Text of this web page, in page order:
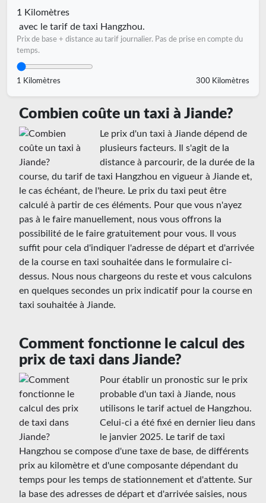
1 Kilomètres
avec le tarif de taxi Hangzhou.
Prix de base + distance au tarif journalier. Pas de prise en compte du
temps.
1 Kilomètres 300 Kilomètres
Combien coûte un taxi à Jiande?
Le prix d'un taxi à Jiande dépend de
plusieurs facteurs. Il s'agit de la
distance à parcourir, de la durée de la
course, du tarif de taxi Hangzhou en vigueur à Jiande et,
le cas échéant, de l'heure. Le prix du taxi peut être
calculé à partir de ces éléments. Pour que vous n'ayez
pas à le faire manuellement, nous vous offrons la
possibilité de le faire gratuitement pour vous. Il vous
suffit pour cela d'indiquer l'adresse de départ et d'arrivée
de la course en taxi souhaitée dans le formulaire ci-
dessus. Nous nous chargeons du reste et vous calculons
en quelques secondes un prix indicatif pour la course en
taxi souhaitée à Jiande.
Comment fonctionne le calcul des
prix de taxi dans Jiande?
Pour établir un pronostic sur le prix
probable d'un taxi à Jiande, nous
utilisons le tarif actuel de Hangzhou.
Celui-ci a été fixé en dernier lieu dans
le janvier 2025. Le tarif de taxi
Hangzhou se compose d'une taxe de base, de différents
prix au kilomètre et d'une composante dépendant du
temps pour les temps de stationnement et d'attente. Sur
la base des adresses de départ et d'arrivée saisies, nous